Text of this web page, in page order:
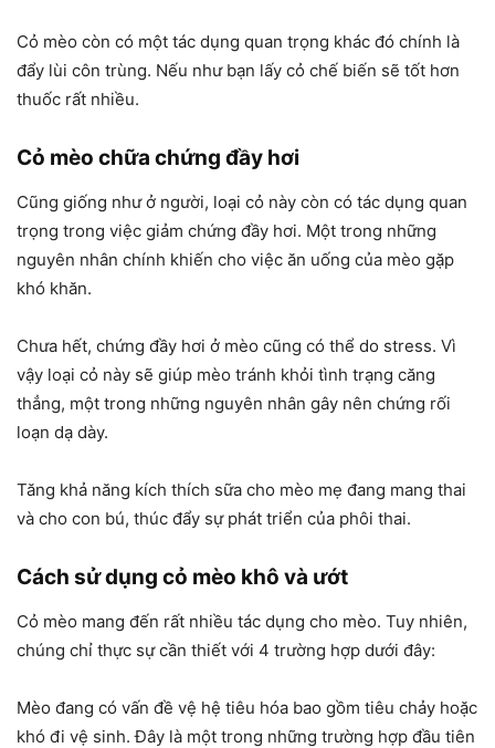
Cỏ mèo còn có một tác dụng quan trọng khác đó chính là
đẩy lùi côn trùng. Nếu như bạn lấy cỏ chế biến sẽ tốt hơn
thuốc rất nhiều.
Cỏ mèo chữa chứng đầy hơi
Cũng giống như ở người, loại cỏ này còn có tác dụng quan
trọng trong việc giảm chứng đầy hơi. Một trong những
nguyên nhân chính khiến cho việc ăn uống của mèo gặp
khó khăn.
Chưa hết, chứng đầy hơi ở mèo cũng có thể do stress. Vì
vậy loại cỏ này sẽ giúp mèo tránh khỏi tình trạng căng
thẳng, một trong những nguyên nhân gây nên chứng rối
loạn dạ dày.
Tăng khả năng kích thích sữa cho mèo mẹ đang mang thai
và cho con bú, thúc đẩy sự phát triển của phôi thai.
Cách sử dụng cỏ mèo khô và ướt
Cỏ mèo mang đến rất nhiều tác dụng cho mèo. Tuy nhiên,
chúng chỉ thực sự cần thiết với 4 trường hợp dưới đây:
Mèo đang có vấn đề vệ hệ tiêu hóa bao gồm tiêu chảy hoặc
khó đi vệ sinh. Đây là một trong những trường hợp đầu tiên